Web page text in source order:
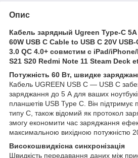
Опис
Кабель зарядный Ugreen Type-C 5А
60W USB C Cable to USB C 20V
3.0 QC 4.0+ совмстим с iPad/
S21 S20 Redmi Note 11 Steam Deck
Потужність 60 Вт, швидке
Кабель UGREEN USB C — USB C
заряджання до 5 А для ваших
планшетів USB Type C. Він
типу C, також відомий як протокол
змогу економити час заряджання
максимальною вихідною потужністю
Високошвидкісна синхронізація
Швидкість передавання даних між